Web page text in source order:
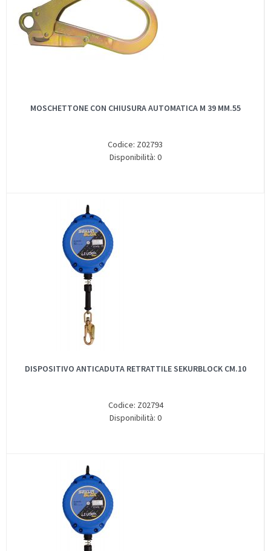
MOSCHETTONE CON CHIUSURA AUTOMATICA M 39 MM.55
Codice: Z02793
Disponibilità: 0
DISPOSITIVO ANTICADUTA RETRATTILE SEKURBLOCK CM.10
Codice: Z02794
Disponibilità: 0